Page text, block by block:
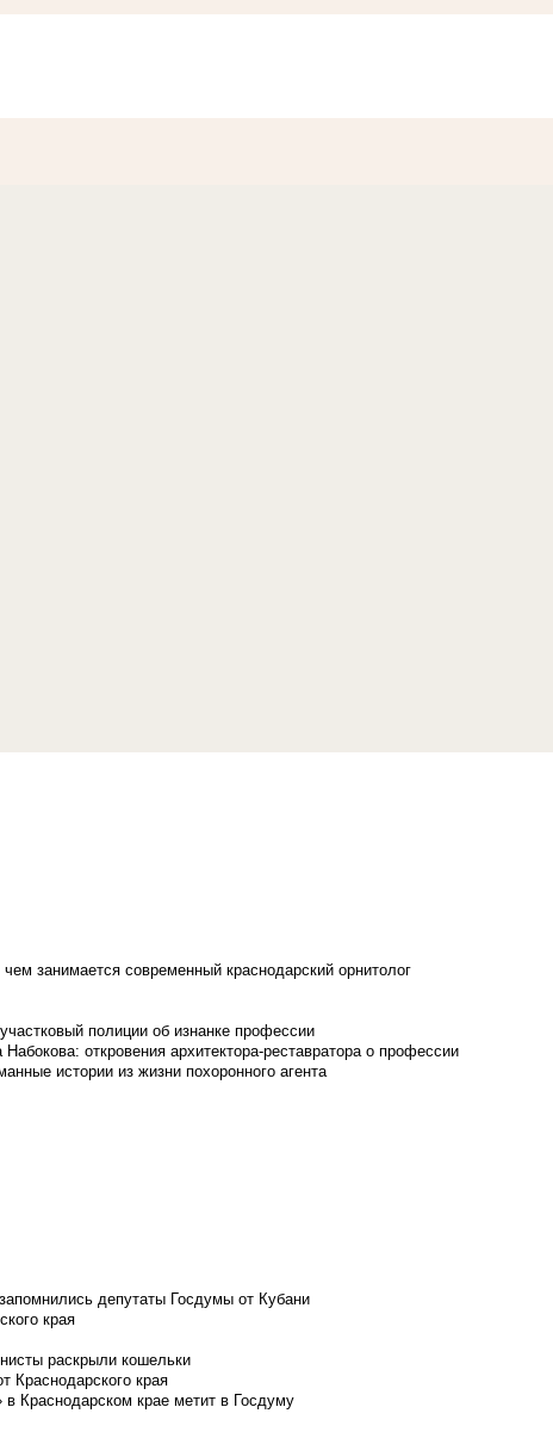
занимается современный краснодарский орнитолог
полиции об изнанке профессии
откровения архитектора-реставратора о профессии
истории из жизни похоронного агента
депутаты Госдумы от Кубани
края
раскрыли кошельки
Краснодарского края
Краснодарском крае метит в Госдуму